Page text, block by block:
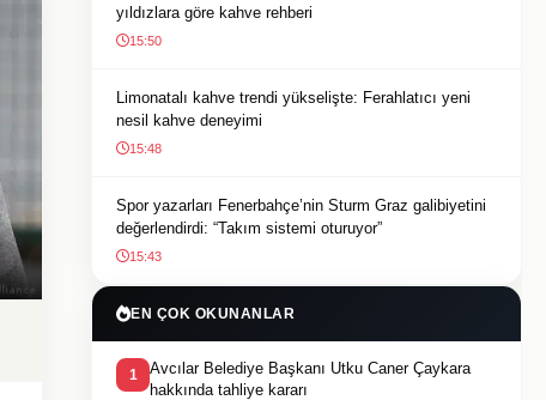
yıldızlara göre kahve rehberi
15:50
Limonatalı kahve trendi yükselişte: Ferahlatıcı yeni
nesil kahve deneyimi
15:48
Spor yazarları Fenerbahçe’nin Sturm Graz galibiyetini
değerlendirdi: “Takım sistemi oturuyor”
15:43
EN ÇOK OKUNANLAR
1
Avcılar Belediye Başkanı Utku Caner Çaykara
hakkında tahliye kararı